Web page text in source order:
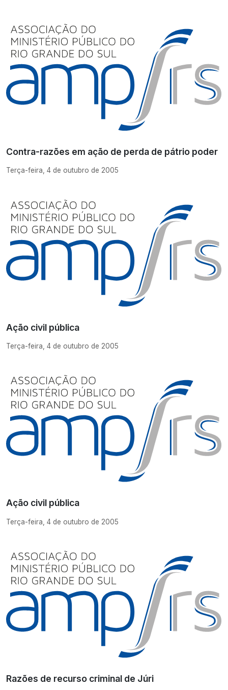
Contra-razões em ação de perda de pátrio poder
Terça-feira, 4 de outubro de 2005
Ação civil pública
Terça-feira, 4 de outubro de 2005
Ação civil pública
Terça-feira, 4 de outubro de 2005
Razões de recurso criminal de Júri